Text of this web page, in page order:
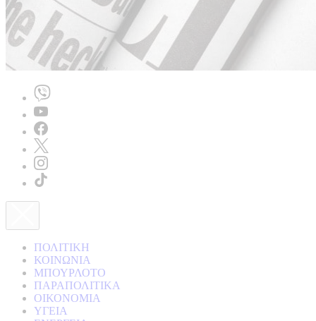
ΠΟΛΙΤΙΚΗ
ΚΟΙΝΩΝΙΑ
ΜΠΟΥΡΛΟΤΟ
ΠΑΡΑΠΟΛΙΤΙΚΑ
ΟΙΚΟΝΟΜΙΑ
ΥΓΕΙΑ